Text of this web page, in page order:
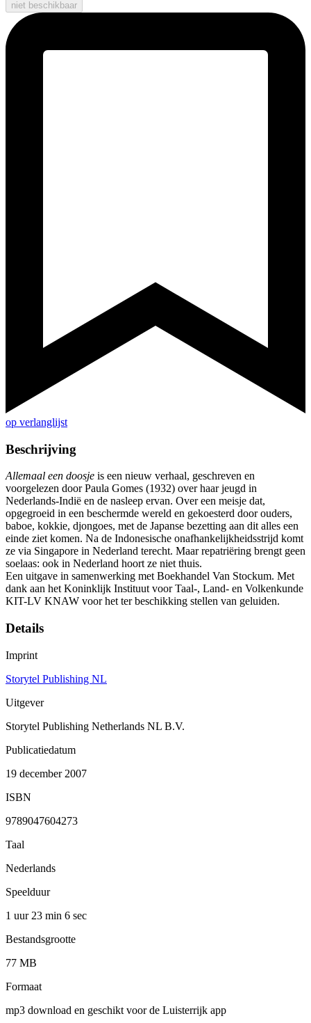
niet beschikbaar
op verlanglijst
Beschrijving
Allemaal een doosje is een nieuw verhaal, geschreven en
voorgelezen door Paula Gomes (1932) over haar jeugd in
Nederlands-Indië en de nasleep ervan. Over een meisje dat,
opgegroeid in een beschermde wereld en gekoesterd door ouders,
baboe, kokkie, djongoes, met de Japanse bezetting aan dit alles een
einde ziet komen. Na de Indonesische onafhankelijkheidsstrijd komt
ze via Singapore in Nederland terecht. Maar repatriëring brengt geen
soelaas: ook in Nederland hoort ze niet thuis.
Een uitgave in samenwerking met Boekhandel Van Stockum. Met
dank aan het Koninklijk Instituut voor Taal-, Land- en Volkenkunde
KIT-LV KNAW voor het ter beschikking stellen van geluiden.
Details
Imprint
Storytel Publishing NL
Uitgever
Storytel Publishing Netherlands NL B.V.
Publicatiedatum
19 december 2007
ISBN
9789047604273
Taal
Nederlands
Speelduur
1 uur 23 min 6 sec
Bestandsgrootte
77 MB
Formaat
mp3 download en geschikt voor de Luisterrijk app